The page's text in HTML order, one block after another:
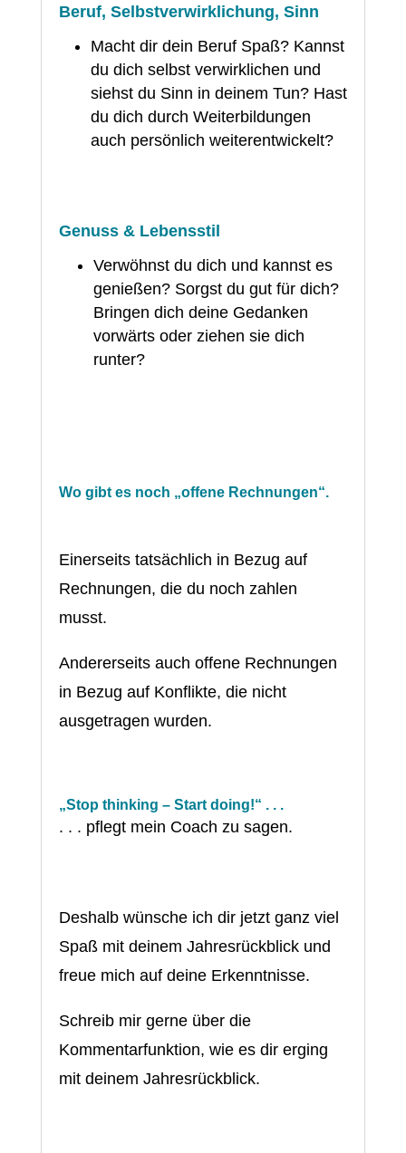
Beruf, Selbstverwirklichung, Sinn
Macht dir dein Beruf Spaß? Kannst
du dich selbst verwirklichen und
siehst du Sinn in deinem Tun? Hast
du dich durch Weiterbildungen
auch persönlich weiterentwickelt?
Genuss & Lebensstil
Verwöhnst du dich und kannst es
genießen? Sorgst du gut für dich?
Bringen dich deine Gedanken
vorwärts oder ziehen sie dich
runter?
Wo gibt es noch „offene Rechnungen“.
Einerseits tatsächlich in Bezug auf
Rechnungen, die du noch zahlen
musst.
Andererseits auch offene Rechnungen
in Bezug auf Konflikte, die nicht
ausgetragen wurden.
„Stop thinking – Start doing!“ . . .
. . . pflegt mein Coach zu sagen.
Deshalb wünsche ich dir jetzt ganz viel
Spaß mit deinem Jahresrückblick und
freue mich auf deine Erkenntnisse.
Schreib mir gerne über die
Kommentarfunktion, wie es dir erging
mit deinem Jahresrückblick.